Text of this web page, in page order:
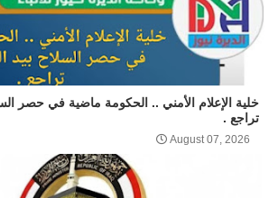
خلية الإعلام الأمني .. الحكومة ماضية في حصر
تراجع .
August 07, 2026